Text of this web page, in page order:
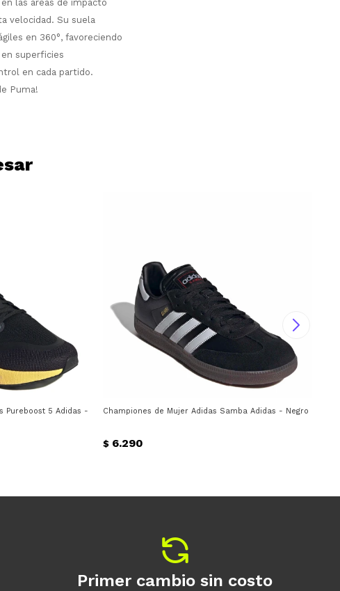
las áreas de impacto
velocidad. Su suela
en 360°, favoreciendo
superficies
en cada partido.
Puma!
Pureboost 5 Adidas - Negro - Violeta - BlancoChampiones de Mujer Adidas Samba Adidas - Negro
$ 6.290
Primer cambio sin costo